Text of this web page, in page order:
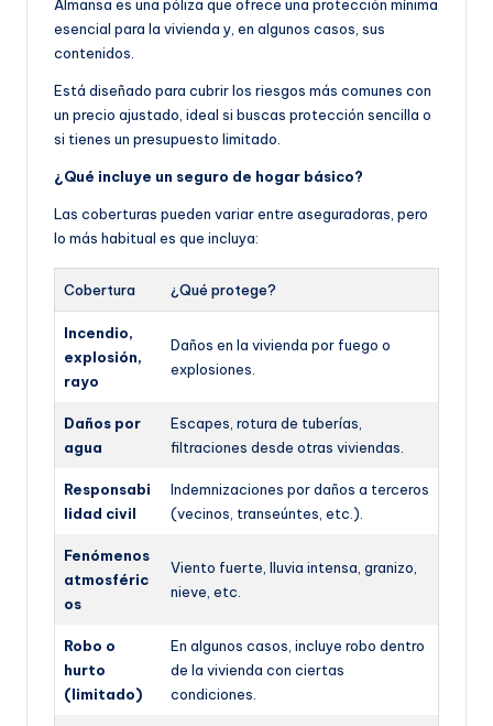
Almansa es una póliza que ofrece una protección mínima
esencial para la vivienda y, en algunos casos, sus
contenidos.
Está diseñado para cubrir los riesgos más comunes con
un precio ajustado, ideal si buscas protección sencilla o
si tienes un presupuesto limitado.
¿Qué incluye un seguro de hogar básico?
Las coberturas pueden variar entre aseguradoras, pero
lo más habitual es que incluya:
Cobertura ¿Qué protege?
Incendio,
explosión,
rayo
Daños en la vivienda por fuego o
explosiones.
Daños por
agua
Escapes, rotura de tuberías,
filtraciones desde otras viviendas.
Responsabi
lidad civil
Indemnizaciones por daños a terceros
(vecinos, transeúntes, etc.).
Fenómenos
atmosféric
os
Viento fuerte, lluvia intensa, granizo,
nieve, etc.
Robo o
hurto
(limitado)
En algunos casos, incluye robo dentro
de la vivienda con ciertas
condiciones.